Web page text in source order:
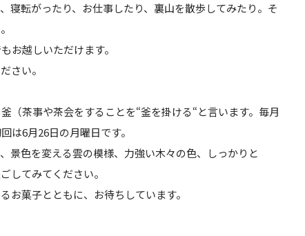
寝転がったり、お仕事したり、裏山を散歩してみたり。そ
お越しいただけます。
さい。
（茶事や茶会をすることを“釜を掛ける“と言います。毎月
は6月26日の月曜日です。
景色を変える雲の模様、力強い木々の色、しっかりと
してみてください。
お菓子とともに、お待ちしています。